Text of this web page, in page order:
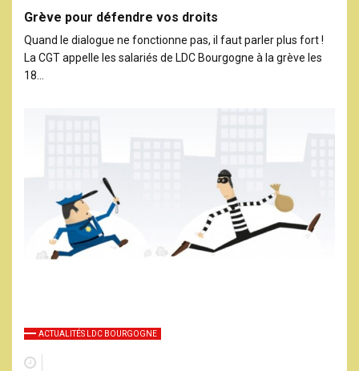
Grève pour défendre vos droits
Quand le dialogue ne fonctionne pas, il faut parler plus fort !
La CGT appelle les salariés de LDC Bourgogne à la grève les
18…
ACTUALITÉS LDC BOURGOGNE